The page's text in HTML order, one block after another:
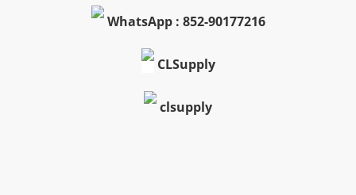
WhatsApp : 852-90177216
CLSupply
clsupply